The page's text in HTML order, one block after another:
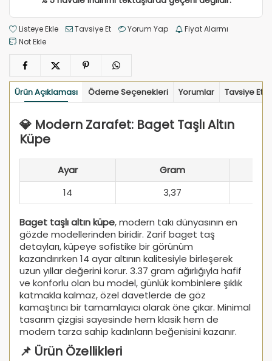
Listeye Ekle Tavsiye Et Yorum Yap
Fiyat Alarmı
Not Ekle
Ürün Açıklaması Ödeme Seçenekleri Yorumlar Tavsiye Et
💎 Modern Zarafet: Baget Taşlı Altın
Küpe
Ayar
Gram
14
3,37
Baget taşlı altın küpe, modern takı dünyasının en
gözde modellerinden biridir. Zarif baget taş
detayları, küpeye sofistike bir görünüm
kazandırırken 14 ayar altının kalitesiyle birleşerek
uzun yıllar değerini korur. 3.37 gram ağırlığıyla hafif
ve konforlu olan bu model, günlük kombinlere şıklık
katmakla kalmaz, özel davetlerde de göz
kamaştırıcı bir tamamlayıcı olarak öne çıkar. Minimal
tasarım çizgisi sayesinde hem klasik hem de
modern tarza sahip kadınların beğenisini kazanır.
📌 Ürün Özellikleri